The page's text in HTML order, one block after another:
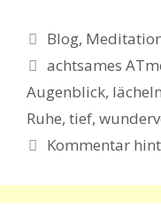
Kategorien
Blog,
Schlagwörter
achtsames
Augenblick, lächeln
Ruhe, tief,
Kommentar